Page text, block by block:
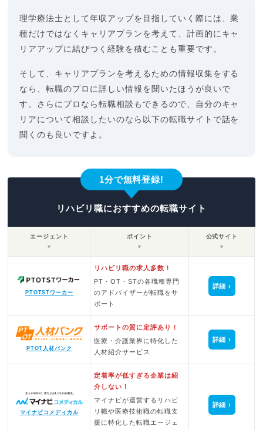
理学療法士として年収アップを目指していく際には、業
種だけではなくキャリアプランを考えて、計画的にキャ
リアアップに結びつく経験を積むことも重要です。
そして、キャリアプランを考えるための情報収集をする
なら、転職のプロに詳しい情報を聞いたほうが良いで
す。さらにプロなら転職相談もできるので、自分のキャ
リアについて相談したいのなら以下の転職サイトで話を
聞くのも良いですよ。
1分で無料登録!
リハビリ職におすすめの転職サイト
エージェント
▼
ポイント
▼
公式サイト
▼
PTOTSTワーカー
リハビリ職の求人多数！
PT・OT・STの各職種専門
のアドバイザーが転職をサ
ポート
詳細
PTOT人材バンク
サポートの質に定評あり！
医療・介護業界に特化した
人材紹介サービス
詳細
マイナビコメディカル
定着率が低すぎる企業は紹
介しない！
マイナビが運営するリハビ
リ職や医療技術職の転職支
援に特化した転職エージェ
詳細